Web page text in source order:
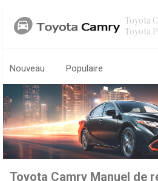
Toyota
Toyota
Nouveau Populaire
Toyota Camry Manuel de